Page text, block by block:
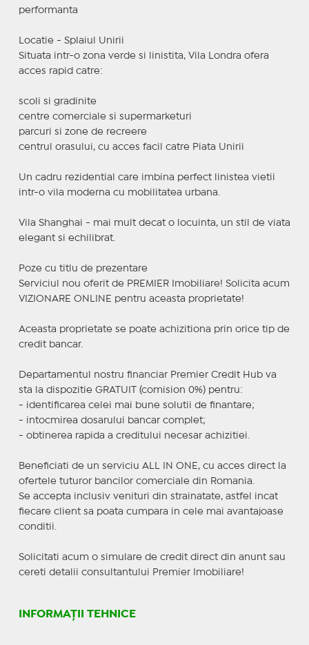
performanta
Locatie - Splaiul Unirii
Situata intr-o zona verde si linistita, Vila Londra ofera
acces rapid catre:
scoli si gradinite
centre comerciale si supermarketuri
parcuri si zone de recreere
centrul orasului, cu acces facil catre Piata Unirii
Un cadru rezidential care imbina perfect linistea vietii
intr-o vila moderna cu mobilitatea urbana.
Vila Shanghai - mai mult decat o locuinta, un stil de viata
elegant si echilibrat.
Poze cu titlu de prezentare
Serviciul nou oferit de PREMIER Imobiliare! Solicita acum
VIZIONARE ONLINE pentru aceasta proprietate!
Aceasta proprietate se poate achizitiona prin orice tip de
credit bancar.
Departamentul nostru financiar Premier Credit Hub va
sta la dispozitie GRATUIT (comision 0%) pentru:
- identificarea celei mai bune solutii de finantare;
- intocmirea dosarului bancar complet;
- obtinerea rapida a creditului necesar achizitiei.
Beneficiati de un serviciu ALL IN ONE, cu acces direct la
ofertele tuturor bancilor comerciale din Romania.
Se accepta inclusiv venituri din strainatate, astfel incat
fiecare client sa poata cumpara in cele mai avantajoase
conditii.
Solicitati acum o simulare de credit direct din anunt sau
cereti detalii consultantului Premier Imobiliare!
INFORMAȚII TEHNICE